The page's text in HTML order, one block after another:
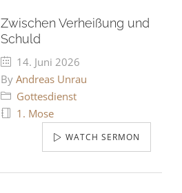
Zwischen Verheißung und
Schuld
14. Juni 2026
By Andreas Unrau
Gottesdienst
1. Mose
WATCH SERMON